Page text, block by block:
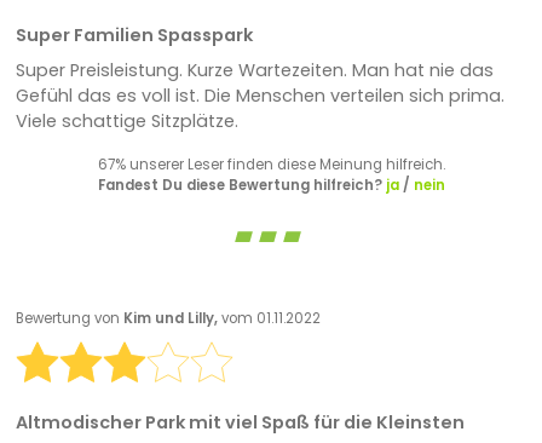
Super Familien Spasspark
Super Preisleistung. Kurze Wartezeiten. Man hat nie das
Gefühl das es voll ist. Die Menschen verteilen sich prima.
Viele schattige Sitzplätze.
67% unserer Leser finden diese Meinung hilfreich.
Fandest Du diese Bewertung hilfreich? ja/ nein
Bewertung von Kim und Lilly,vom 01.11.2022
Altmodischer Park mit viel Spaß für die Kleinsten